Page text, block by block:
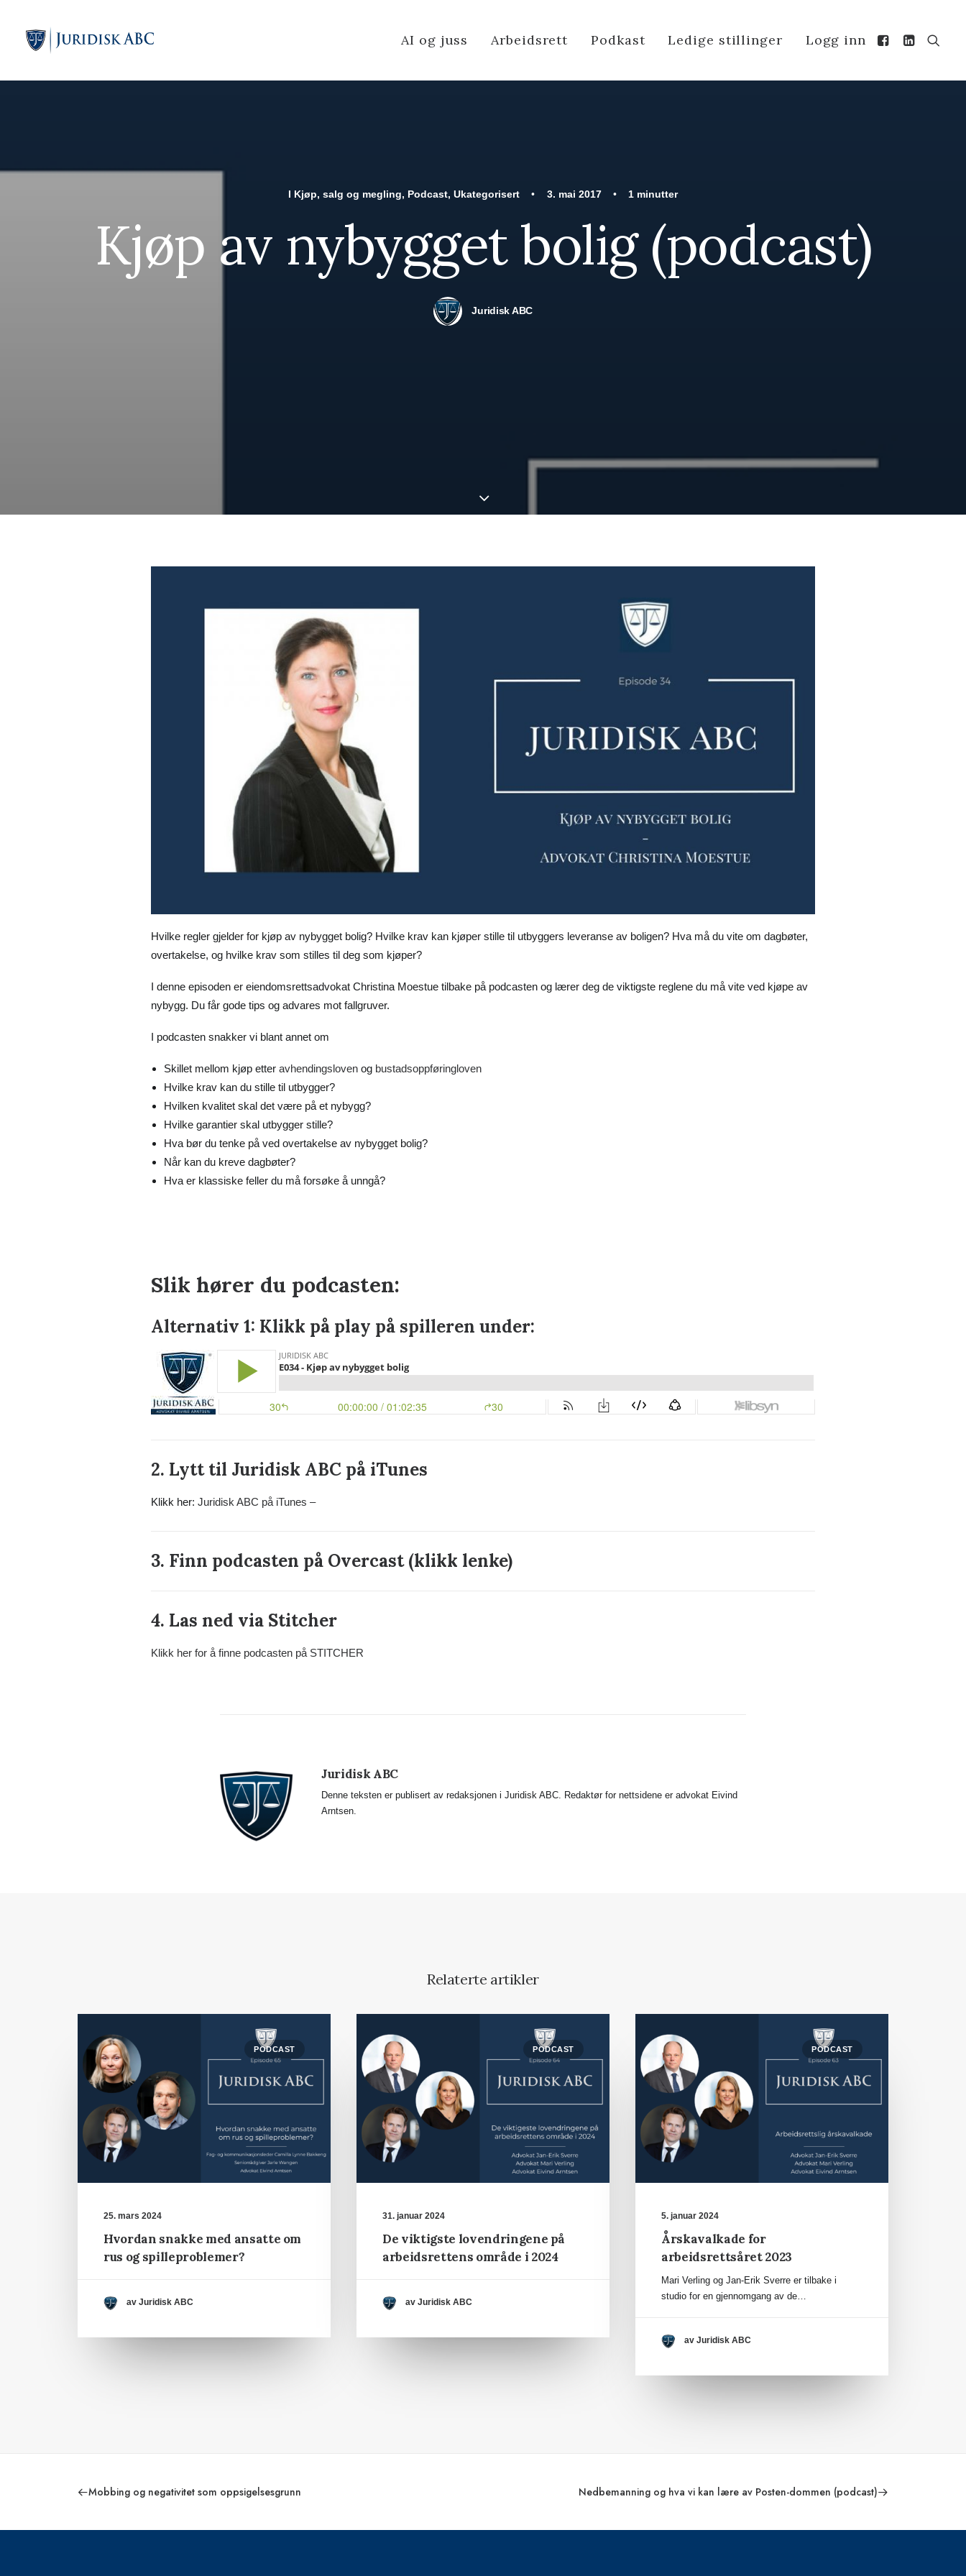
AI og juss Arbeidsrett Podkast Ledige stillinger Logg inn
I Kjøp, salg og megling, Podcast,Ukategorisert • 3. mai 2017 • 1 minutter
Kjøp av nybygget bolig (podcast)
Juridisk ABC
Hvilke regler gjelder for kjøp av nybygget bolig? Hvilke krav kan kjøper stille til utbyggers leveranse av boligen? Hva må du vite om dagbøter,
overtakelse, og hvilke krav som stilles til deg som kjøper?
I denne episoden er eiendomsrettsadvokat Christina Moestue tilbake på podcasten og lærer deg de viktigste reglene du må vite ved kjøpe av
nybygg. Du får gode tips og advares mot fallgruver.
I podcasten snakker vi blant annet om
Skillet mellom kjøp etter avhendingsloven og bustadsoppføringloven
Hvilke krav kan du stille til utbygger?
Hvilken kvalitet skal det være på et nybygg?
Hvilke garantier skal utbygger stille?
Hva bør du tenke på ved overtakelse av nybygget bolig?
Når kan du kreve dagbøter?
Hva er klassiske feller du må forsøke å unngå?
Slik hører du podcasten:
Alternativ 1: Klikk på play på spilleren under:
2. Lytt til Juridisk ABC på iTunes
Klikk her: Juridisk ABC på iTunes –
3. Finn podcasten på Overcast(klikk lenke)
4. Las ned via Stitcher
Klikk her for å finne podcasten på STITCHER
Juridisk ABC
Denne teksten er publisert av redaksjonen i Juridisk ABC. Redaktør for nettsidene er advokat Eivind
Arntsen.
Relaterte artikler
PODCAST
25. mars 2024
Hvordan snakke med ansatte om
rus og spilleproblemer?
av Juridisk ABC
PODCAST
31. januar 2024
De viktigste lovendringene på
arbeidsrettens område i 2024
av Juridisk ABC
PODCAST
5. januar 2024
Årskavalkade for
arbeidsrettsåret 2023
Mari Verling og Jan-Erik Sverre er tilbake i
studio for en gjennomgang av de…
av Juridisk ABC
Mobbing og negativitet som oppsigelsesgrunn Nedbemanning og hva vi kan lære av Posten-dommen (podcast)